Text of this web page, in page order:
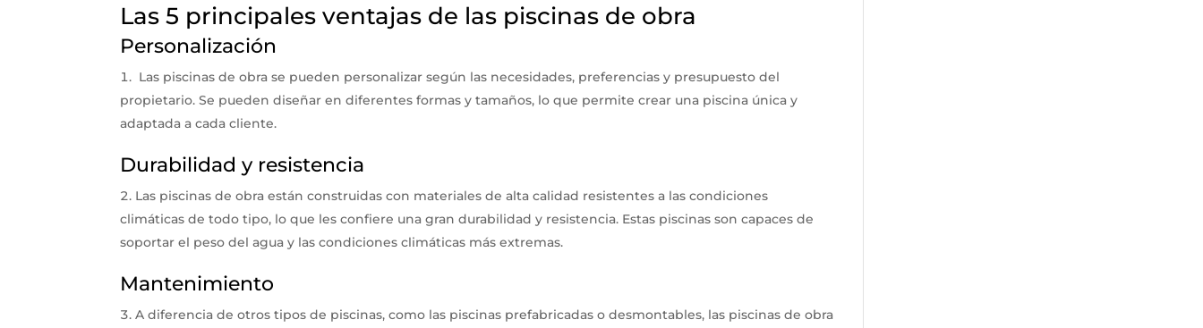
Las 5 principales ventajas de las piscinas de obra
Personalización
Las piscinas de obra se pueden personalizar según las necesidades, preferencias y presupuesto del
propietario. Se pueden diseñar en diferentes formas y tamaños, lo que permite crear una piscina única y
adaptada a cada cliente.
Durabilidad y resistencia
Las piscinas de obra están construidas con materiales de alta calidad resistentes a las condiciones
climáticas de todo tipo, lo que les confiere una gran durabilidad y resistencia. Estas piscinas son capaces de
soportar el peso del agua y las condiciones climáticas más extremas.
Mantenimiento
A diferencia de otros tipos de piscinas, como las piscinas prefabricadas o desmontables, las piscinas de obra